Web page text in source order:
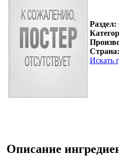
Раздел:
Страна:
Искать
Описание